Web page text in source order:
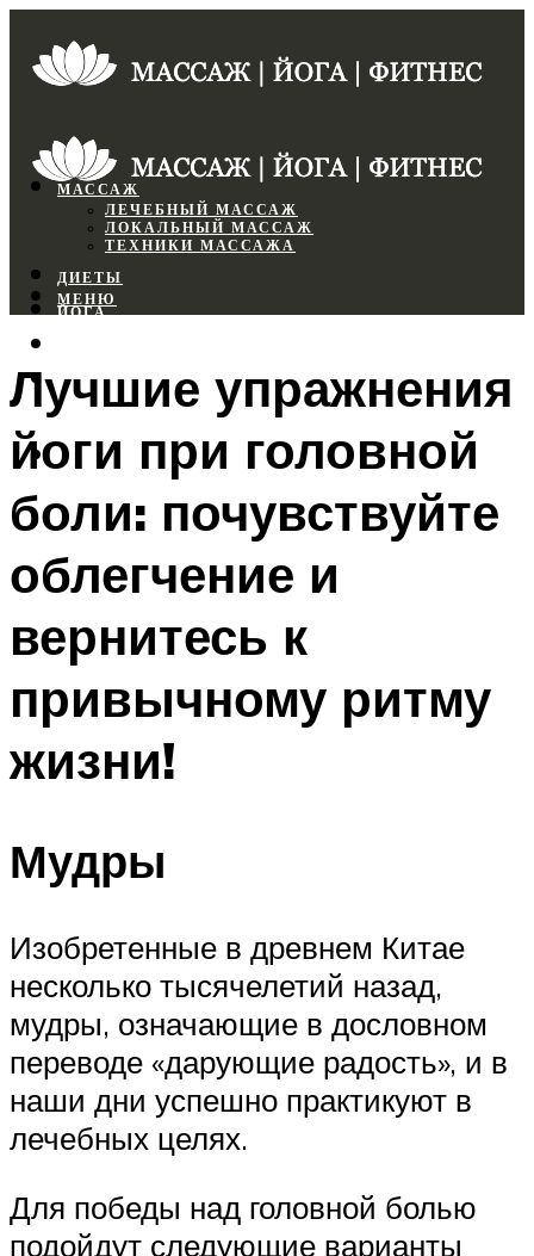
МАССАЖ
ЛЕЧЕБНЫЙ МАССАЖ
ЛОКАЛЬНЫЙ МАССАЖ
ТЕХНИКИ МАССАЖА
ДИЕТЫ
ЙОГА
ФИТНЕС
МЕНЮ
МЕНЮ
Лучшие упражнения
йоги при головной
боли: почувствуйте
облегчение и
вернитесь к
привычному ритму
жизни!
Мудры
Изобретенные в древнем Китае
несколько тысячелетий назад,
мудры, означающие в дословном
переводе «дарующие радость», и в
наши дни успешно практикуют в
лечебных целях.
Для победы над головной болью
подойдут следующие варианты